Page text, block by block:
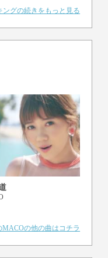
グの続きをもっと見る
の他の曲はコチラ